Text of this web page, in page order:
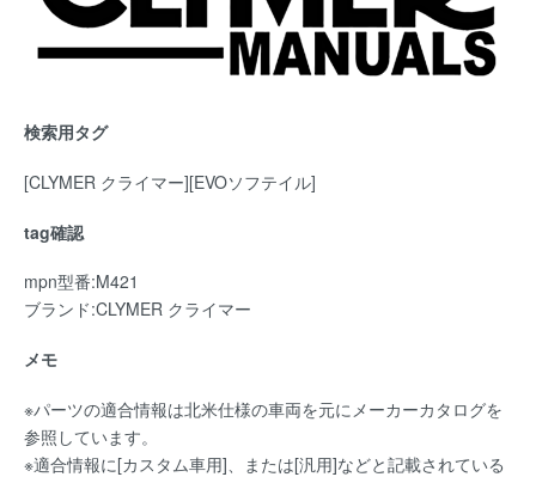
検索用タグ
[CLYMER クライマー][EVOソフテイル]
tag確認
mpn型番:M421
ブランド:CLYMER クライマー
メモ
※パーツの適合情報は北米仕様の車両を元にメーカーカタログを
参照しています。
※適合情報に[カスタム車用]、または[汎用]などと記載されている